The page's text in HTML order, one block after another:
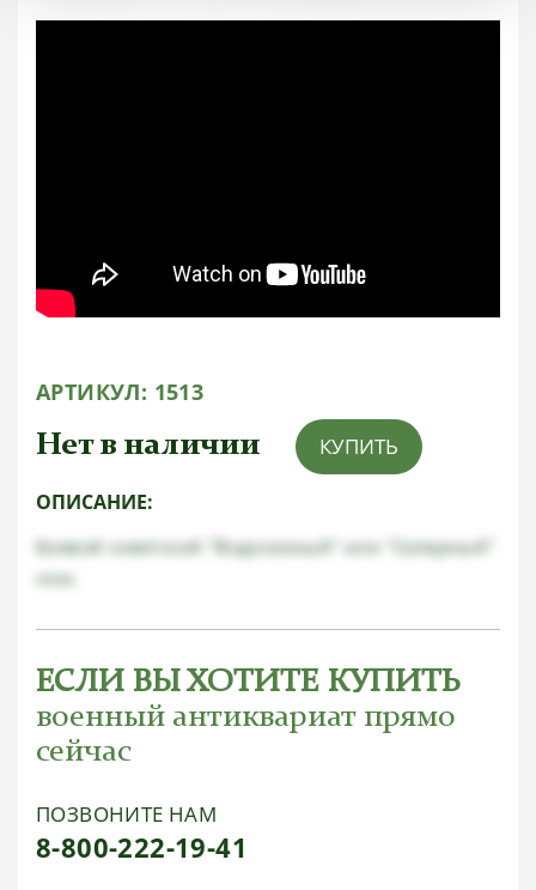
АРТИКУЛ: 1513
Нет в наличии КУПИТЬ
ОПИСАНИЕ:
Боевой советский "Водолазный" или "Саперный"
нож.
ЕСЛИ ВЫ ХОТИТЕ КУПИТЬ
военный антиквариат прямо
сейчас
ПОЗВОНИТЕ НАМ
8-800-222-19-41